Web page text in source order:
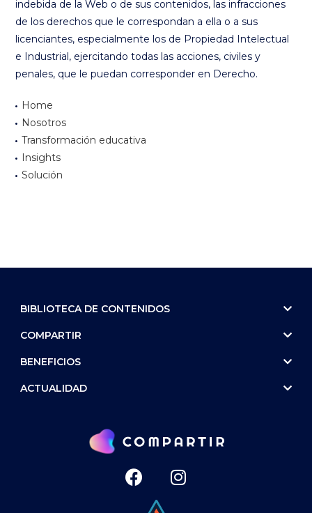
indebida de la Web o de sus contenidos, las infracciones
de los derechos que le correspondan a ella o a sus
licenciantes, especialmente los de Propiedad Intelectual
e Industrial, ejercitando todas las acciones, civiles y
penales, que le puedan corresponder en Derecho.
Home
Nosotros
Transformación educativa
Insights
Solución
BIBLIOTECA DE CONTENIDOS
COMPARTIR
BENEFICIOS
ACTUALIDAD